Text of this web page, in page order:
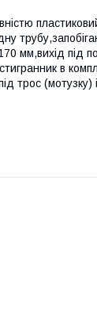
мм,вихід під
в
трос (мотузку)